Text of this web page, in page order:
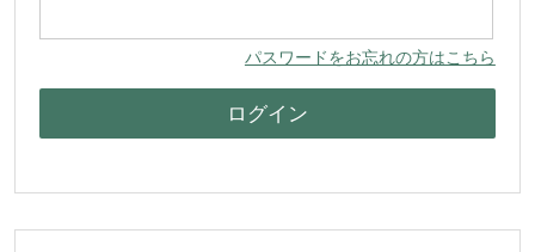
パスワードをお忘れの方はこちら